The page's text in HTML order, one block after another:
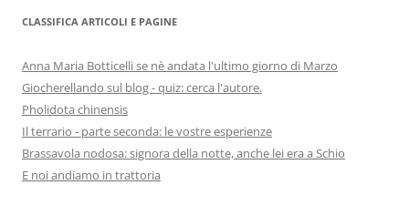
CLASSIFICA ARTICOLI E PAGINE
Anna Maria Botticelli se nè andata l'ultimo giorno di Marzo
Giocherellando sul blog - quiz: cerca l'autore.
Pholidota chinensis
Il terrario - parte seconda: le vostre esperienze
Brassavola nodosa: signora della notte, anche lei era a Schio
E noi andiamo in trattoria